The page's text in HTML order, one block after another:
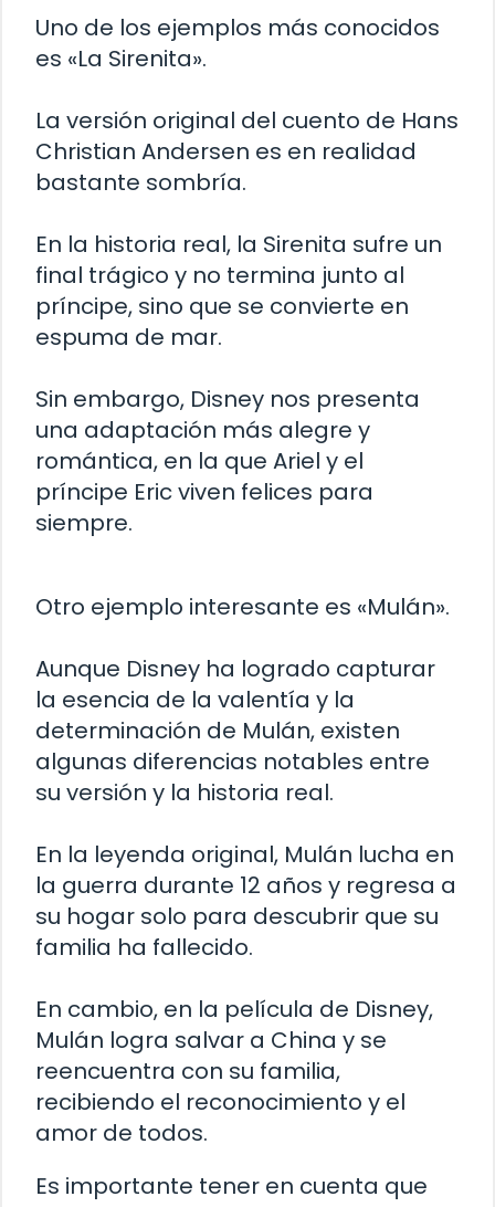
Uno de los ejemplos más conocidos
es «La Sirenita».
La versión original del cuento de Hans
Christian Andersen es en realidad
bastante sombría.
En la historia real, la Sirenita sufre un
final trágico y no termina junto al
príncipe, sino que se convierte en
espuma de mar.
Sin embargo, Disney nos presenta
una adaptación más alegre y
romántica, en la que Ariel y el
príncipe Eric viven felices para
siempre.
Otro ejemplo interesante es «Mulán».
Aunque Disney ha logrado capturar
la esencia de la valentía y la
determinación de Mulán, existen
algunas diferencias notables entre
su versión y la historia real.
En la leyenda original, Mulán lucha en
la guerra durante 12 años y regresa a
su hogar solo para descubrir que su
familia ha fallecido.
En cambio, en la película de Disney,
Mulán logra salvar a China y se
reencuentra con su familia,
recibiendo el reconocimiento y el
amor de todos.
Es importante tener en cuenta que